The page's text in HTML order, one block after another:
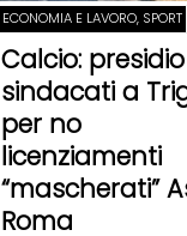
ECONOMIA E LAVORO, SPORT
Calcio: presidio
sindacati a
per no
licenziamenti
“mascherati”
Roma